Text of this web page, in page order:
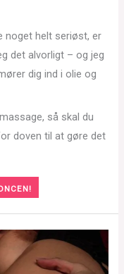
noget helt seriøst, er
det alvorligt – og jeg
dig ind i olie og
så skal du
doven til at gøre det